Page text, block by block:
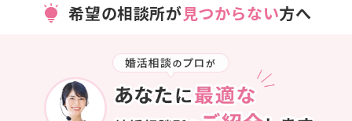
希望の相談所が見つからない方へ